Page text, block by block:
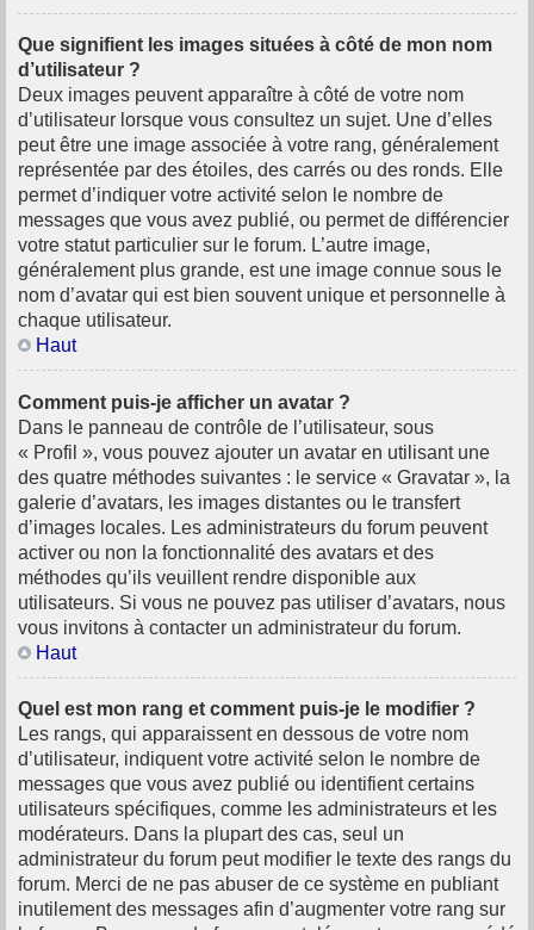
Que signifient les images situées à côté de mon nom
d’utilisateur ?
Deux images peuvent apparaître à côté de votre nom
d’utilisateur lorsque vous consultez un sujet. Une d’elles
peut être une image associée à votre rang, généralement
représentée par des étoiles, des carrés ou des ronds. Elle
permet d’indiquer votre activité selon le nombre de
messages que vous avez publié, ou permet de différencier
votre statut particulier sur le forum. L’autre image,
généralement plus grande, est une image connue sous le
nom d’avatar qui est bien souvent unique et personnelle à
chaque utilisateur.
Haut
Comment puis-je afficher un avatar ?
Dans le panneau de contrôle de l’utilisateur, sous
« Profil », vous pouvez ajouter un avatar en utilisant une
des quatre méthodes suivantes : le service « Gravatar », la
galerie d’avatars, les images distantes ou le transfert
d’images locales. Les administrateurs du forum peuvent
activer ou non la fonctionnalité des avatars et des
méthodes qu’ils veuillent rendre disponible aux
utilisateurs. Si vous ne pouvez pas utiliser d’avatars, nous
vous invitons à contacter un administrateur du forum.
Haut
Quel est mon rang et comment puis-je le modifier ?
Les rangs, qui apparaissent en dessous de votre nom
d’utilisateur, indiquent votre activité selon le nombre de
messages que vous avez publié ou identifient certains
utilisateurs spécifiques, comme les administrateurs et les
modérateurs. Dans la plupart des cas, seul un
administrateur du forum peut modifier le texte des rangs du
forum. Merci de ne pas abuser de ce système en publiant
inutilement des messages afin d’augmenter votre rang sur